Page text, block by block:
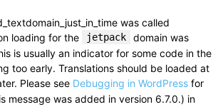
was called
loading for the jetpack
domain was
is usually an indicator for some code in the
too early. Translations should be loaded at
Please see Debugging in WordPress for
message was added in version 6.7.0.) in